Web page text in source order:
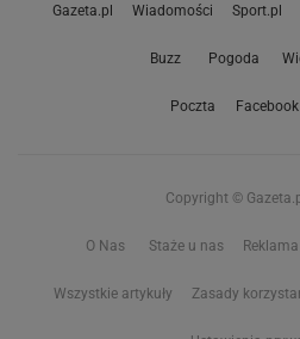
Gazeta.pl Wiadomości Sport.pl
Buzz Pogoda
Poczta Facebook
Copyright ©
O Nas Staże u nas Reklama
Wszystkie artykuły Zasady